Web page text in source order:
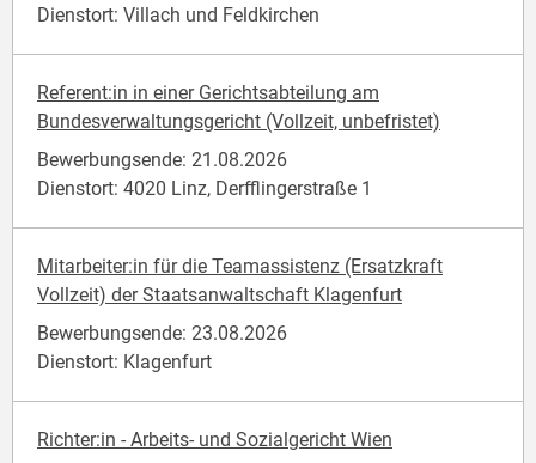
Dienstort: Villach und Feldkirchen
Referent:in in einer Gerichtsabteilung am
Bundesverwaltungsgericht (Vollzeit, unbefristet)
Bewerbungsende: 21.08.2026
Dienstort: 4020 Linz, Derfflingerstraße 1
Mitarbeiter:in für die Teamassistenz (Ersatzkraft
Vollzeit) der Staatsanwaltschaft Klagenfurt
Bewerbungsende: 23.08.2026
Dienstort: Klagenfurt
Richter:in - Arbeits- und Sozialgericht Wien